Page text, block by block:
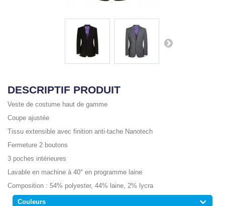
DESCRIPTIF PRODUIT
Veste de costume haut de gamme
Coupe ajustée
Tissu extensible avec finition anti-tache Nanotech
Fermeture 2 boutons
3 poches intérieures
Lavable en machine à 40° en programme laine
Composition : 54% polyester, 44% laine, 2% lycra
Couleurs